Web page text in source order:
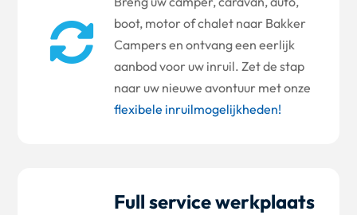

boot, motor of chalet naar Bakker
Campers en ontvang een eerlijk
aanbod voor uw inruil. Zet de stap
naar uw nieuwe avontuur met onze
flexibele inruilmogelijkheden!
Full service werkplaats